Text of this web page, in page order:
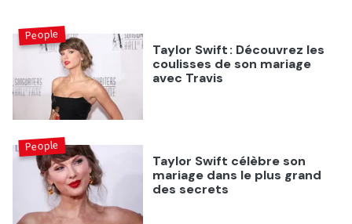
Taylor Swift : Découvrez les
coulisses de son mariage
avec Travis
People
Taylor Swift célèbre son
mariage dans le plus grand
des secrets
People